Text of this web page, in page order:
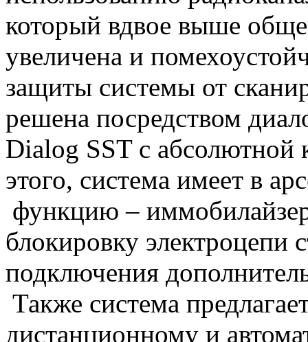
который вдвое выше
увеличена и
защиты системы от
решена посредством
Dialog SST с абсолютной
этого, система имеет в
функцию –
блокировку электроцепи
подключения
Также система
дистанционному и